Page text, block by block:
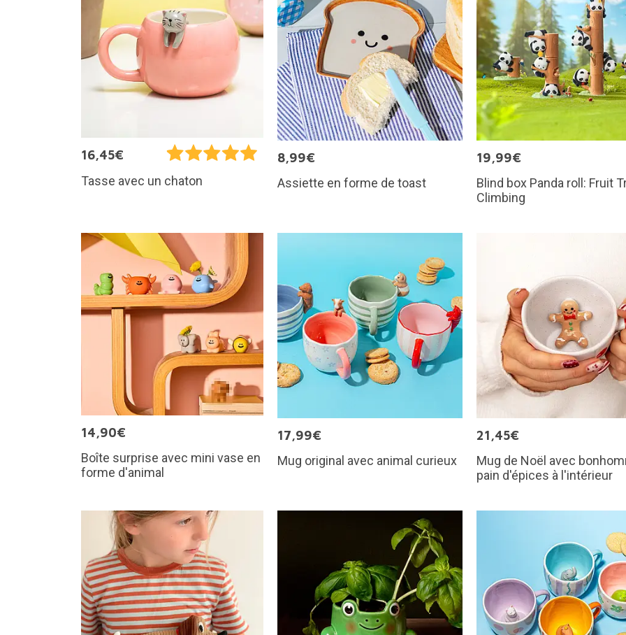
16,45€
Tasse avec un chaton
8,99€
Assiette en forme de toast
19,99€
Blind box Panda roll: Fruit
Climbing
14,90€
Boîte surprise avec mini vase en
forme d'animal
17,99€
Mug original avec animal curieux
21,45€
Mug de Noël avec
pain d'épices à l'intérieur